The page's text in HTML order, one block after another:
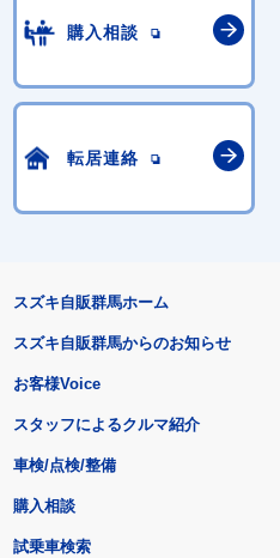
購入相談
転居連絡
スズキ自販群馬ホーム
スズキ自販群馬からのお知らせ
お客様Voice
スタッフによるクルマ紹介
車検/点検/整備
購入相談
試乗車検索